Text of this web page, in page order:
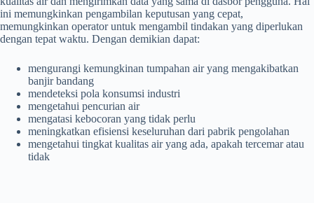
ini memungkinkan pengambilan keputusan yang cepat,
memungkinkan operator untuk mengambil tindakan yang diperlukan
dengan tepat waktu. Dengan demikian dapat:
mengurangi kemungkinan tumpahan air yang mengakibatkan
banjir bandang
mendeteksi pola konsumsi industri
mengetahui pencurian air
mengatasi kebocoran yang tidak perlu
meningkatkan efisiensi keseluruhan dari pabrik pengolahan
mengetahui tingkat kualitas air yang ada, apakah tercemar atau
tidak